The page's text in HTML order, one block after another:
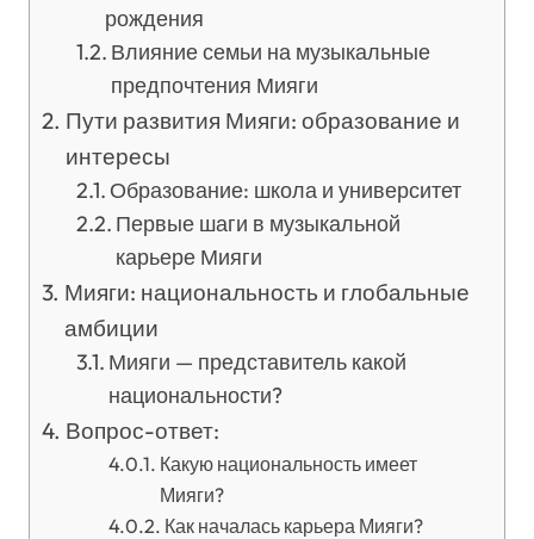
рождения
Влияние семьи на музыкальные
предпочтения Мияги
Пути развития Мияги: образование и
интересы
Образование: школа и университет
Первые шаги в музыкальной
карьере Мияги
Мияги: национальность и глобальные
амбиции
Мияги — представитель какой
национальности?
Вопрос-ответ:
Какую национальность имеет
Мияги?
Как началась карьера Мияги?